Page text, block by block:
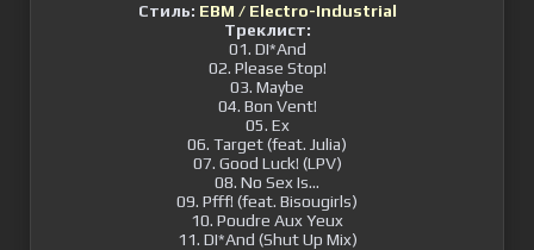
Стиль: EBM / Electro-Industrial
Треклист:
01. DI*And
02. Please Stop!
03. Maybe
04. Bon Vent!
05. Ex
06. Target (feat. Julia)
07. Good Luck! (LPV)
08. No Sex Is...
09. Pfff! (feat. Bisougirls)
10. Poudre Aux Yeux
11. DI*And (Shut Up Mix)